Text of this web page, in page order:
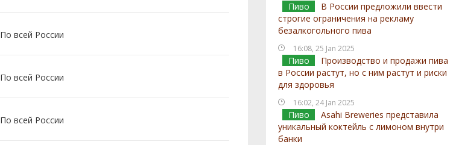
Пиво
В России предложили ввести
строгие ограничения на рекламу
безалкогольного пива
16:08, 25 Jan 2025
Пиво
Производство и продажи пива
в России растут, но с ним растут и риски
для здоровья
16:02, 24 Jan 2025
Пиво
Asahi Breweries представила
уникальный коктейль с лимоном внутри
банки
По всей России
По всей России
По всей России